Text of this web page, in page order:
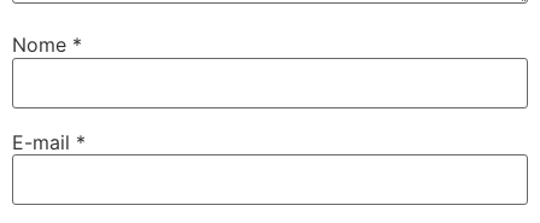
Nome *
E-mail *